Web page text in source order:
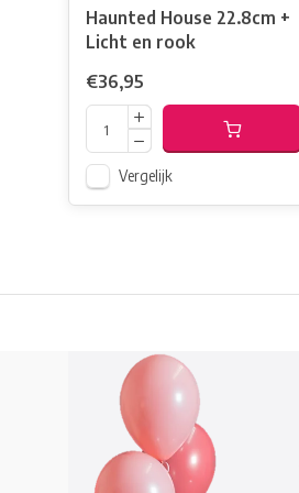
Haunted House 22.8cm +
Licht en rook
€36,95
Vergelijk